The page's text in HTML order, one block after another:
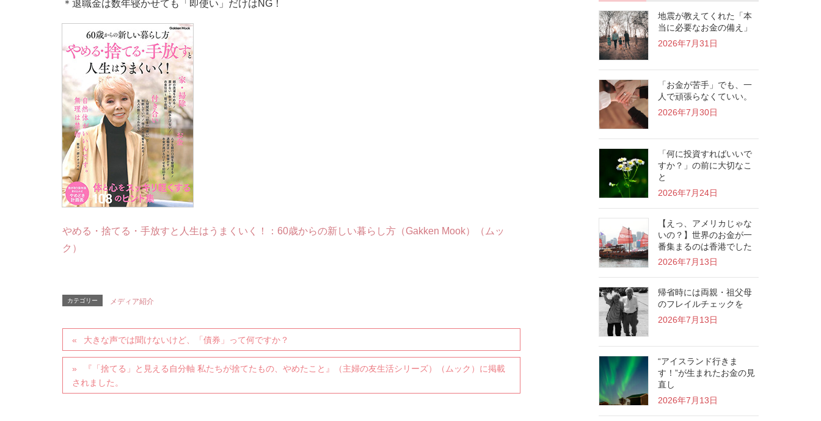
＊退職金は数年寝かせても「即使い」だけはNG！
やめる・捨てる・手放すと人生はうまくいく！：60歳からの新しい暮らし方（Gakken Mook）（ムッ
ク）
カテゴリー メディア紹介
大きな声では聞けないけど、「債券」って何ですか？
『「捨てる」と見える自分軸 私たちが捨てたもの、やめたこと』（主婦の友生活シリーズ）（ムック）に掲載
されました。
地震が教えてくれた「本
当に必要なお金の備え」
2026年7月31日
「お金が苦手」でも、一
人で頑張らなくていい。
2026年7月30日
「何に投資すればいいで
すか？」の前に大切なこ
と
2026年7月24日
【えっ、アメリカじゃな
いの？】世界のお金が一
番集まるのは香港でした
2026年7月13日
帰省時には両親・祖父母
のフレイルチェックを
2026年7月13日
“アイスランド行きま
す！”が生まれたお金の見
直し
2026年7月13日